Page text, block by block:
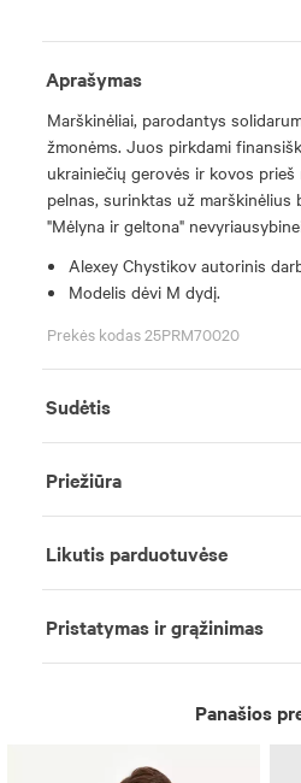
Aprašymas
Marškinėliai, parodantys
žmonėms. Juos pirkdami
ukrainiečių gerovės ir kovos
pelnas, surinktas už marškinėlius
"Mėlyna ir geltona"
Alexey Chystikov autorinis
Modelis dėvi M dydį.
Prekės kodas 25PRM70020
Sudėtis
Priežiūra
Likutis parduotuvėse
Pristatymas ir grąžinimas
Panašios